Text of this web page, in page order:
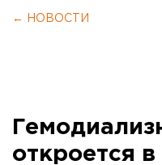
← НОВОСТИ
откроется